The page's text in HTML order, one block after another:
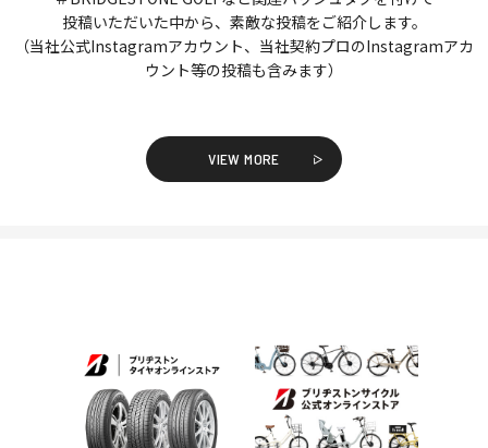
投稿いただいた中から、素敵な投稿をご紹介します。
（当社公式Instagramアカウント、当社契約プロのInstagramアカ
ウント等の投稿も含みます）
VIEW MORE